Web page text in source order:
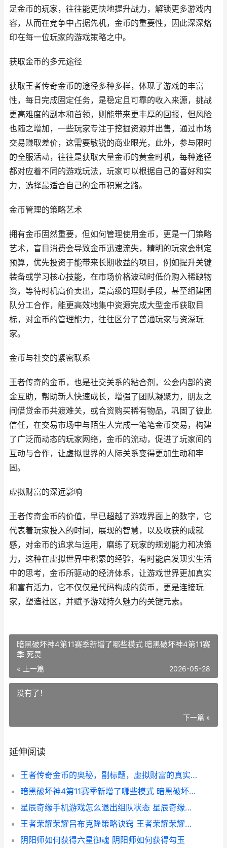
足金币的玩家，往往能更快地提升战力，解锁更多游戏内
容，从而在竞争中占据先机，金币的重要性，因此深深烙
印在每一位玩家的游戏策略之中。
获取金币的多元途径
获取王者传奇金币的途径多种多样，体现了游戏的丰富
性，每日完成固定任务，是稳定且可靠的收入来源，挑战
更高难度的副本和首领，则能带来更丰厚的回报，但风险
也随之增加，一些玩家专注于挖掘资源并出售，通过市场
交易赚取差价，这需要敏锐的商业眼光，此外，参与限时
的全服活动，往往是获取大量金币的黄金时机，每种途径
都对应着不同的游戏玩法，玩家可以根据自己的喜好和实
力，选择最适合自己的金币积累之路。
金币管理的策略艺术
拥有金币固然重要，但如何管理使用金币，更是一门策略
艺术，盲目消费会导致金币迅速流失，精明的玩家会制定
预算，优先投资于能带来长期收益的项目，例如提升关键
装备或学习核心技能，在市场价格波动时低价购入稀缺物
资，等待时机高价卖出，是高级的理财手段，甚至组建团
队分工合作，能更高效地集中资源完成大型金币获取目
标，对金币的管理能力，往往区分了普通玩家与资深玩
家。
金币与社交的紧密联系
王者传奇的金币，也是社交关系的粘合剂，公会内部的资
金互助，帮助新人快速成长，增强了团队凝聚力，朋友之
间借贷金币共渡难关，或合资购买稀有物品，巩固了彼此
信任，在交易市场中与陌生人完成一笔笔金币交易，构建
了广泛而动态的玩家网络，金币的流动，促进了玩家间的
互动与合作，让虚拟世界的人际关系变得更加生动和牢
固。
虚拟财富的深远影响
王者传奇金币的价值，早已超越了游戏界面上的数字，它
代表着玩家投入的时间，展现的智慧，以及收获的成就
感，对金币的追求与运用，磨练了玩家的规划能力和决策
力，这种在虚拟世界中积累的经验，有时能启发现实生活
中的思考，金币所驱动的经济体系，让游戏世界更加真实
和富有活力，它不仅仅是代码构成的货币，更是连接玩
家，塑造社区，并赋予游戏持久魅力的关键元素。
暗黑破坏神4第11赛季新增了哪些模式 暗黑破坏神4第11赛
季 死灵
« 上一篇 2026-05-28
没有了！
下一篇 »
延伸阅读
王者传奇金币的奥秘，副标题，虚拟财富的真实力量
暗黑破坏神4第11赛季新增了哪些模式 暗黑破坏神4第11赛季 死灵
星辰奇缘手机游戏怎么退出组队状态 星辰奇缘下载安装
王者荣耀荣耀吕布克隆策略诀窍 王者荣耀荣耀吕布称号怎么得
阴阳师如何获得六星御魂 阴阳师如何获得勾玉